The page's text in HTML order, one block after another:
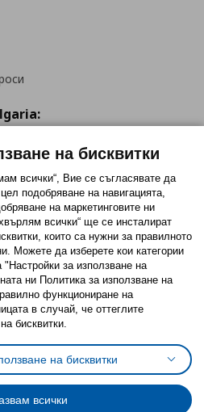
Instagram
на бисквитки (Cookies)
използване на бисквитки
Обща политика за личните данни
на личните данни на ikea.bg
програма IKEA Family
на бисквитки
всички“, Вие се съгласявате да
подобряване на навигацията,
на маркетинговите ни
всички“ ще се инсталират
които са нужни за правилното
Можете да изберете кои категории
за използване на
ни Политика за използване на
функциониране на
в случай, че оттеглите
бисквитки.
на бисквитки
всички